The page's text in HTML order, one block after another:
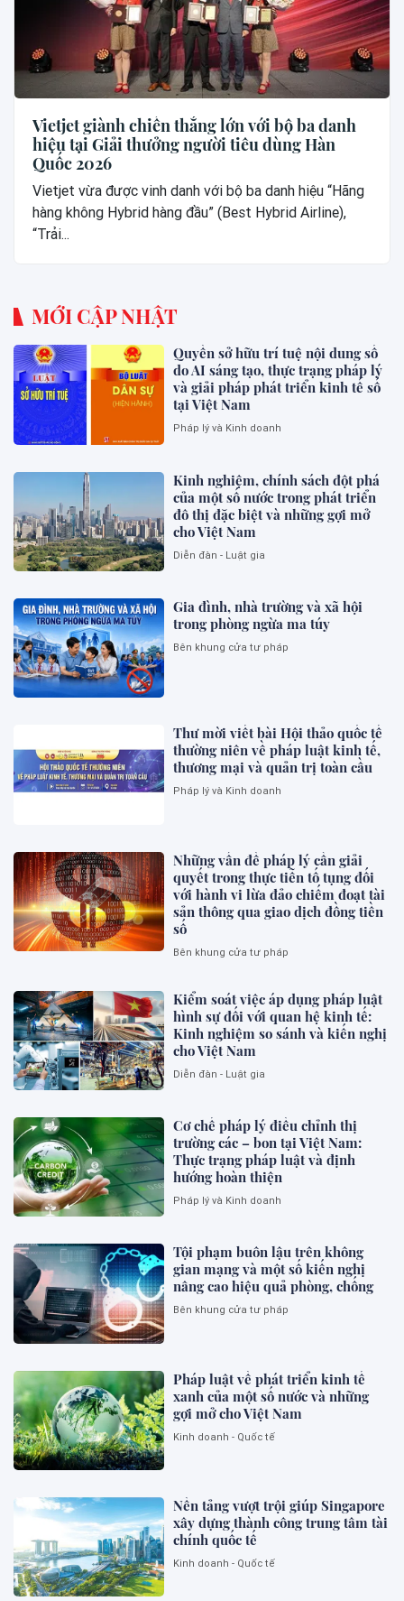
Vietjet giành chiến thắng lớn với bộ ba danh
hiệu tại Giải thưởng người tiêu dùng Hàn
Quốc 2026
Vietjet vừa được vinh danh với bộ ba danh hiệu “Hãng
hàng không Hybrid hàng đầu” (Best Hybrid Airline),
“Trải...
MỚI CẬP NHẬT
Quyền sở hữu trí tuệ nội dung số
do AI sáng tạo, thực trạng pháp lý
và giải pháp phát triển kinh tế số
tại Việt Nam
Pháp lý và Kinh doanh
Kinh nghiệm, chính sách đột phá
của một số nước trong phát triển
đô thị đặc biệt và những gợi mở
cho Việt Nam
Diễn đàn - Luật gia
Gia đình, nhà trường và xã hội
trong phòng ngừa ma túy
Bên khung cửa tư pháp
Thư mời viết bài Hội thảo quốc tế
thường niên về pháp luật kinh tế,
thương mại và quản trị toàn cầu
Pháp lý và Kinh doanh
Những vấn đề pháp lý cần giải
quyết trong thực tiễn tố tụng đối
với hành vi lừa đảo chiếm đoạt tài
sản thông qua giao dịch đồng tiền
số
Bên khung cửa tư pháp
Kiểm soát việc áp dụng pháp luật
hình sự đối với quan hệ kinh tế:
Kinh nghiệm so sánh và kiến nghị
cho Việt Nam
Diễn đàn - Luật gia
Cơ chế pháp lý điều chỉnh thị
trường các – bon tại Việt Nam:
Thực trạng pháp luật và định
hướng hoàn thiện
Pháp lý và Kinh doanh
Tội phạm buôn lậu trên không
gian mạng và một số kiến nghị
nâng cao hiệu quả phòng, chống
Bên khung cửa tư pháp
Pháp luật về phát triển kinh tế
xanh của một số nước và những
gợi mở cho Việt Nam
Kinh doanh - Quốc tế
Nền tảng vượt trội giúp Singapore
xây dựng thành công trung tâm tài
chính quốc tế
Kinh doanh - Quốc tế